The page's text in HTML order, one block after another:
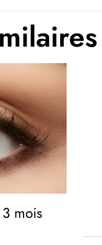
mois